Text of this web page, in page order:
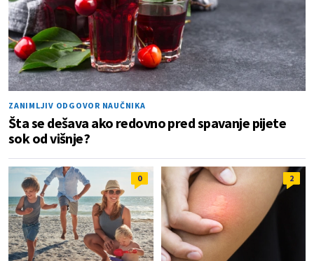
ZANIMLJIV ODGOVOR NAUČNIKA
Šta se dešava ako redovno pred spavanje pijete
sok od višnje?
0 2